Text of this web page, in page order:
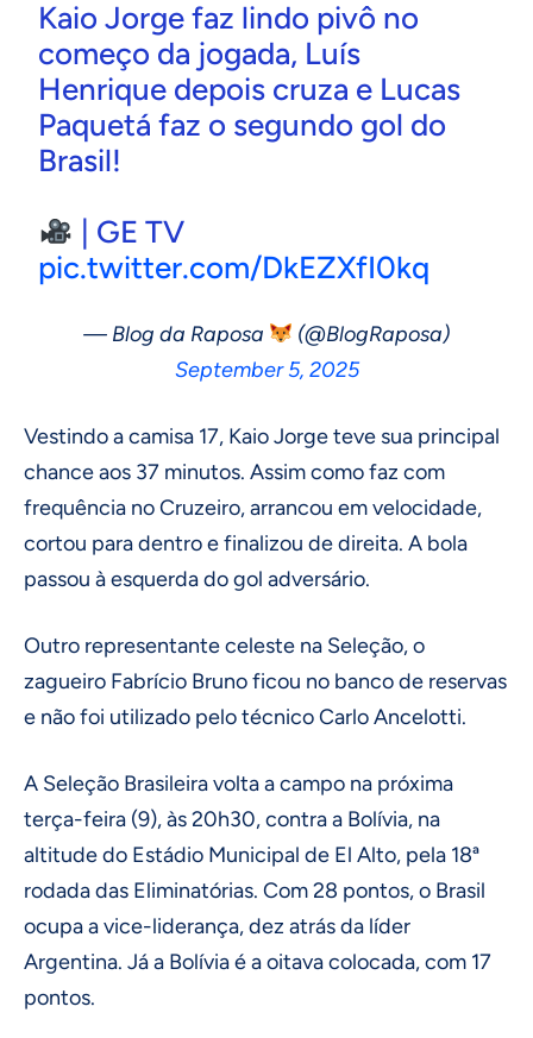
Kaio Jorge faz lindo pivô no
começo da jogada, Luís
Henrique depois cruza e Lucas
Paquetá faz o segundo gol do
Brasil!
| GE TV
pic.twitter.com/DkEZXfI0kq
— Blog da Raposa
(@BlogRaposa)
September 5, 2025
Vestindo a camisa 17, Kaio Jorge teve sua principal
chance aos 37 minutos. Assim como faz com
frequência no Cruzeiro, arrancou em velocidade,
cortou para dentro e finalizou de direita. A bola
passou à esquerda do gol adversário.
Outro representante celeste na Seleção, o
zagueiro Fabrício Bruno ficou no banco de reservas
e não foi utilizado pelo técnico Carlo Ancelotti.
A Seleção Brasileira volta a campo na próxima
terça-feira (9), às 20h30, contra a Bolívia, na
altitude do Estádio Municipal de El Alto, pela 18ª
rodada das Eliminatórias. Com 28 pontos, o Brasil
ocupa a vice-liderança, dez atrás da líder
Argentina. Já a Bolívia é a oitava colocada, com 17
pontos.